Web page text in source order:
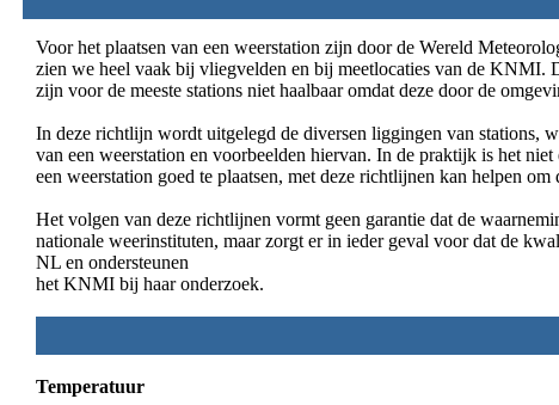
Voor het plaatsen van een weerstation zijn door de Wereld
zien we heel vaak bij vliegvelden en bij meetlocaties van de KNMI.
zijn voor de meeste stations niet haalbaar omdat deze door de
In deze richtlijn wordt uitgelegd de diversen liggingen van stations,
van een weerstation en voorbeelden hiervan. In de praktijk is het
een weerstation goed te plaatsen, met deze richtlijnen kan helpen
Het volgen van deze richtlijnen vormt geen garantie dat de
nationale weerinstituten, maar zorgt er in ieder geval voor dat de
NL en ondersteunen
het KNMI bij haar onderzoek.
Temperatuur